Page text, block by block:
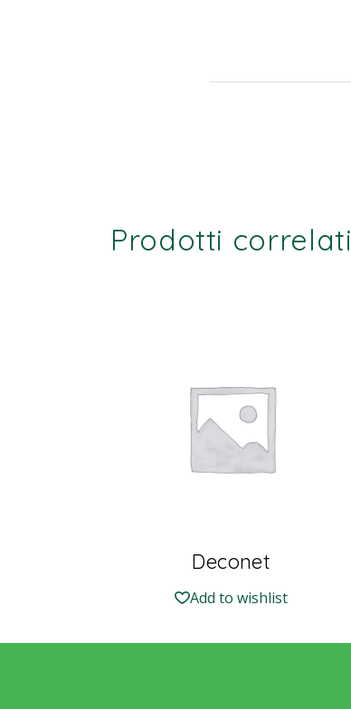
Prodotti correlati
Deconet
Add to wishlist